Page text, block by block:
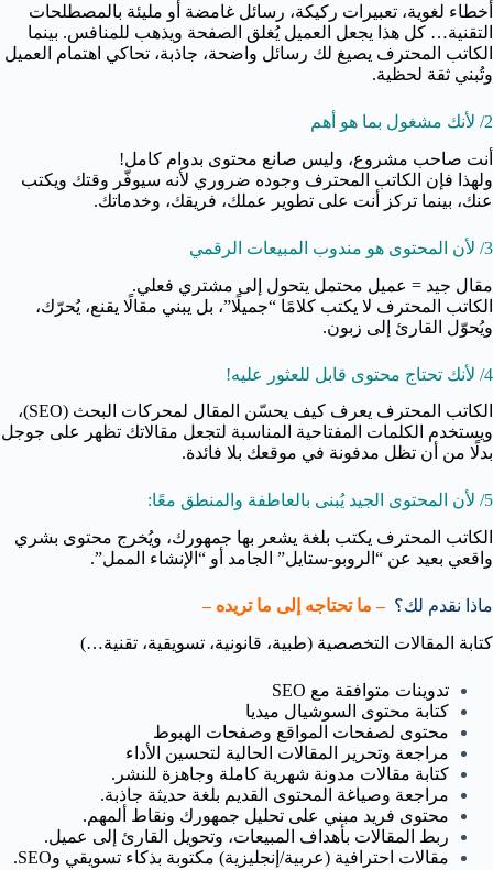
أخطاء لغوية، تعبيرات ركيكة، رسائل غامضة أو مليئة بالمصطلحات
التقنية… كل هذا يجعل العميل يُغلق الصفحة ويذهب للمنافس. بينما
الكاتب المحترف يصيغ لك رسائل واضحة، جاذبة، تحاكي اهتمام العميل
وتُبني ثقة لحظية.
2/ لأنك مشغول بما هو أهم
أنت صاحب مشروع، وليس صانع محتوى بدوام كامل!
ولهذا فإن الكاتب المحترف وجوده ضروري لأنه سيوفّر وقتك ويكتب
عنك، بينما تركز أنت على تطوير عملك، فريقك، وخدماتك.
3/ لأن المحتوى هو مندوب المبيعات الرقمي
مقال جيد = عميل محتمل يتحول إلى مشتري فعلي.
الكاتب المحترف لا يكتب كلامًا “جميلًا”، بل يبني مقالًا يقنع، يُحرّك،
ويُحوّل القارئ إلى زبون.
4/ لأنك تحتاج محتوى قابل للعثور عليه!
الكاتب المحترف يعرف كيف يحسّن المقال لمحركات البحث (SEO)،
ويستخدم الكلمات المفتاحية المناسبة لتجعل مقالاتك تظهر على جوجل
بدلًا من أن تظل مدفونة في موقعك بلا فائدة.
5/ لأن المحتوى الجيد يُبنى بالعاطفة والمنطق معًا:
الكاتب المحترف يكتب بلغة يشعر بها جمهورك، ويُخرج محتوى بشري
واقعي بعيد عن “الروبو-ستايل” الجامد أو “الإنشاء الممل”.
ماذا نقدم لك؟ – ما تحتاجه إلى ما تريده –
كتابة المقالات التخصصية (طبية، قانونية، تسويقية، تقنية…)
تدوينات متوافقة مع SEO
كتابة محتوى السوشيال ميديا
محتوى لصفحات المواقع وصفحات الهبوط
مراجعة وتحرير المقالات الحالية لتحسين الأداء
كتابة مقالات مدونة شهرية كاملة وجاهزة للنشر.
مراجعة وصياغة المحتوى القديم بلغة حديثة جاذبة.
محتوى فريد مبني على تحليل جمهورك ونقاط ألمهم.
ربط المقالات بأهداف المبيعات، وتحويل القارئ إلى عميل.
مقالات احترافية (عربية/إنجليزية) مكتوبة بذكاء تسويقي وSEO.